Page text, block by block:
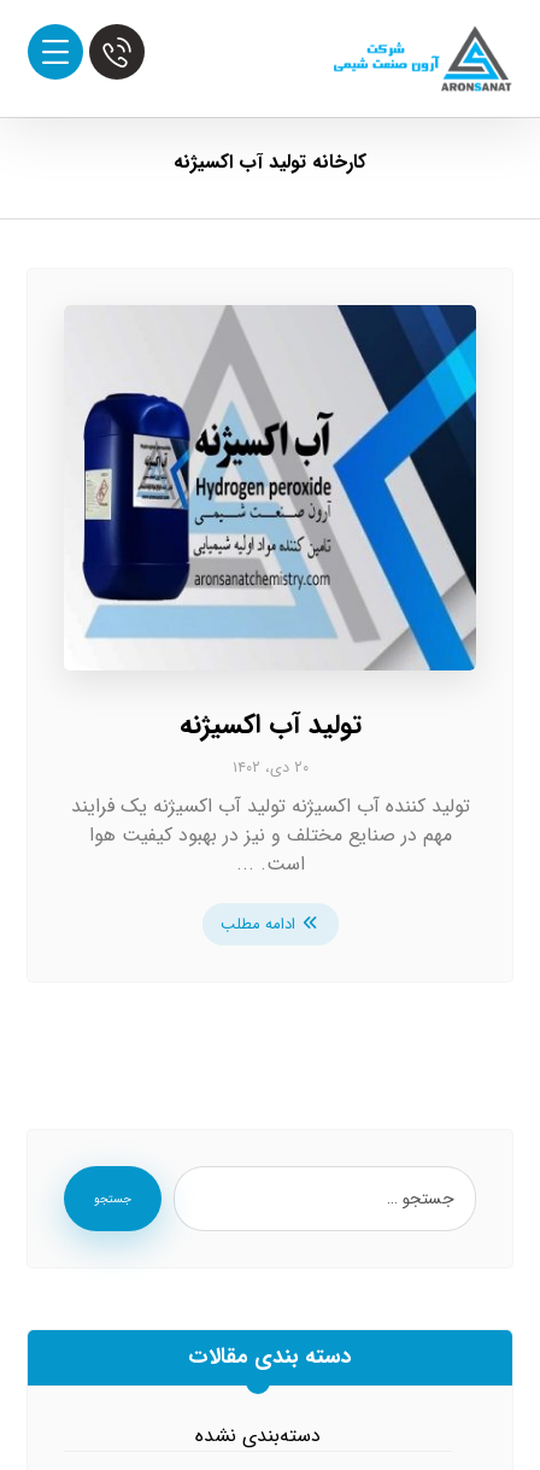
کارخانه تولید آب اکسیژنه
تولید آب اکسیژنه
۲۰ دی، ۱۴۰۲
تولید کننده آب اکسیژنه تولید آب اکسیژنه یک فرایند
مهم در صنایع مختلف و نیز در بهبود کیفیت هوا
است. ...
ادامه مطلب
جستجو
دسته بندی مقالات
دسته‌بندی نشده